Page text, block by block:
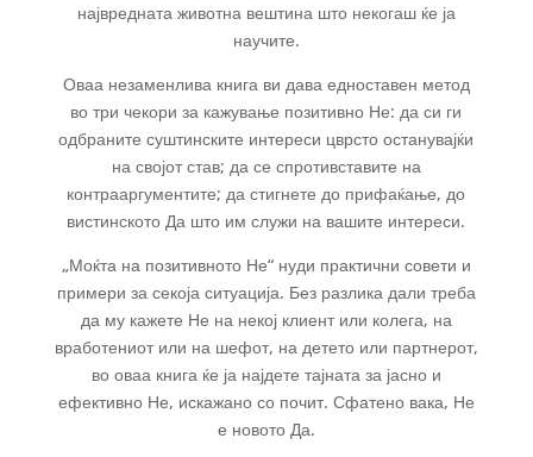
највредната животна вештина што некогаш ќе ја
научите.
Оваа незаменлива книга ви дава едноставен метод
во три чекори за кажување позитивно Не: да си ги
одбраните суштинските интереси цврсто останувајќи
на својот став; да се спротивставите на
контрааргументите; да стигнете до прифаќање, до
вистинското Да што им служи на вашите интереси.
„Моќта на позитивното Не“ нуди практични совети и
примери за секоја ситуација. Без разлика дали треба
да му кажете Не на некој клиент или колега, на
вработениот или на шефот, на детето или партнерот,
во оваа книга ќе ја најдете тајната за јасно и
ефективно Не, искажано со почит. Сфатено вака, Не
е новото Да.